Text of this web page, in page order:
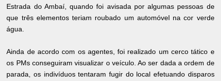
Estrada do Ambaí, quando foi avisada por algumas pessoas de
que três elementos teriam roubado um automóvel na cor verde
água.
Ainda de acordo com os agentes, foi realizado um cerco tático e
os PMs conseguiram visualizar o veículo. Ao ser dada a ordem de
parada, os indivíduos tentaram fugir do local efetuando disparos